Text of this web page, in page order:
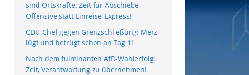
sind Ortskräfte: Zeit für Abschiebe-
Offensive statt Einreise-Express!
CDU-Chef gegen Grenzschließung: Merz
lügt und betrügt schon an Tag 1!
Nach dem fulminanten AfD-Wahlerfolg:
Zeit, Verantwortung zu übernehmen!